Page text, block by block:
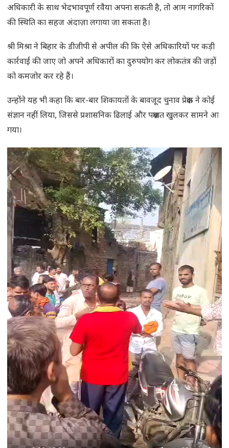
अधिकारी के साथ भेदभावपूर्ण रवैया अपना सकती है, तो आम नागरिकों
की स्थिति का सहज अंदाज़ा लगाया जा सकता है।
श्री मिश्रा ने बिहार के डीजीपी से अपील की कि ऐसे अधिकारियों पर कड़ी
कार्रवाई की जाए जो अपने अधिकारों का दुरुपयोग कर लोकतंत्र की जड़ों
को कमजोर कर रहे हैं।
उन्होंने यह भी कहा कि बार-बार शिकायतों के बावजूद चुनाव प्रेक्षक ने कोई
संज्ञान नहीं लिया, जिससे प्रशासनिक ढिलाई और पक्षपात खुलकर सामने आ
गया।